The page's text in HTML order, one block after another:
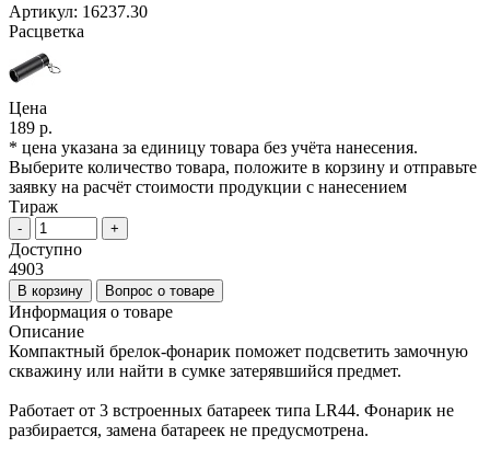
Артикул: 16237.30
Расцветка
Цена
189 р.
* цена указана за единицу товара без учёта нанесения.
Выберите количество товара, положите в корзину и отправьте
заявку на расчёт стоимости продукции с нанесением
Тираж
- +
Доступно
4903
В корзину Вопрос о товаре
Информация о товаре
Описание
Компактный брелок-фонарик поможет подсветить замочную
скважину или найти в сумке затерявшийся предмет.
Работает от 3 встроенных батареек типа LR44. Фонарик не
разбирается, замена батареек не предусмотрена.